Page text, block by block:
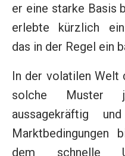
er eine starke Basis
erlebte kürzlich ein
das in der Regel ein
In der volatilen Welt
solche Muster
aussagekräftig
Marktbedingungen
dem schnelle